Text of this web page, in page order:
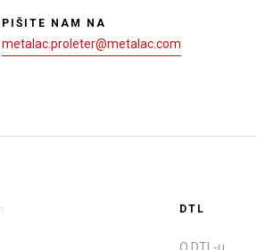
PIŠITE NAM NA
metalac.proleter@metalac.com
DTL